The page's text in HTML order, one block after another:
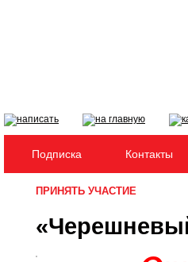
Подписка Контакты
ПРИНЯТЬ УЧАСТИЕ